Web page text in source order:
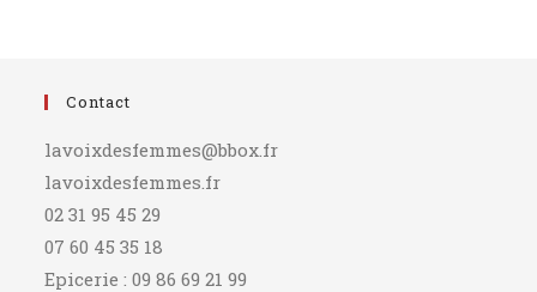
Contact
lavoixdesfemmes@bbox.fr
lavoixdesfemmes.fr
02 31 95 45 29
07 60 45 35 18
Epicerie : 09 86 69 21 99